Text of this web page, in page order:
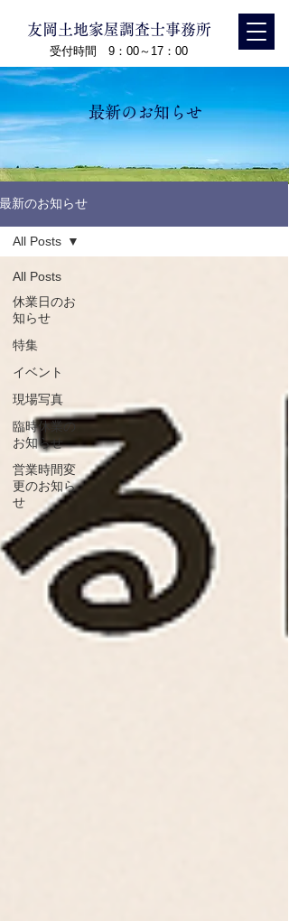
友岡土地家屋調査士事務所
受付時間 9：00～17：00
最新のお知らせ
最新のお知らせ
All Posts
休業日のお
知らせ
特集
イベント
現場写真
臨時休業の
お知らせ
営業時間変
更のお知ら
せ
All Posts